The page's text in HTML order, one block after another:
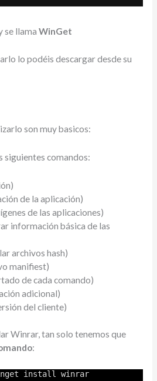
se llama WinGet
lo podéis descargar desde su
son muy basicos:
siguientes comandos:
de la aplicación)
de las aplicaciones)
información básica de las
archivos hash)
manifiest)
de cada comando)
adicional)
del cliente)
Winrar, tan solo tenemos que
:
install winrar